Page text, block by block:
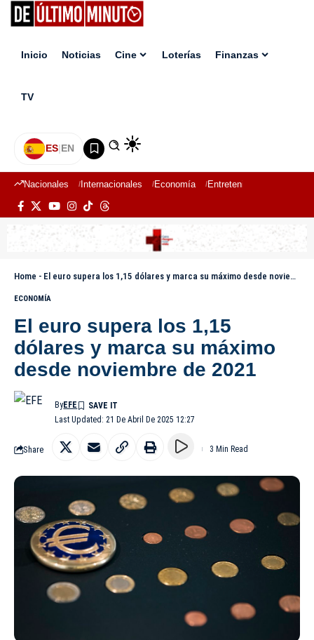
Inicio Noticias Cine Loterías Finanzas
TV
ES|EN
Nacionales Internacionales Economía Entretenimiento
Home - El euro supera los 1,15 dólares y marca su máximo desde noviembre de 2021
ECONOMÍA
El euro supera los 1,15
dólares y marca su máximo
desde noviembre de 2021
Last Updated: 21 De Abril De 2025 12:27
ByEFE
Share 3 Min Read